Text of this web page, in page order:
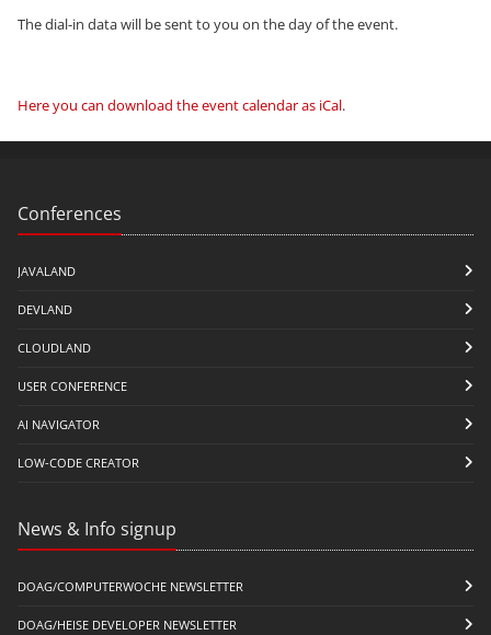
The dial-in data will be sent to you on the day of the event.
Here you can download the event calendar as iCal.
Conferences
JAVALAND
DEVLAND
CLOUDLAND
USER CONFERENCE
AI NAVIGATOR
LOW-CODE CREATOR
News & Info signup
DOAG/COMPUTERWOCHE NEWSLETTER
DOAG/HEISE DEVELOPER NEWSLETTER